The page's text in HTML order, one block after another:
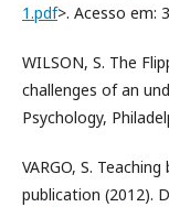
1.pdf>. Acesso em:
WILSON, S. The
challenges of an
Psychology,
VARGO, S.
publication (2012).